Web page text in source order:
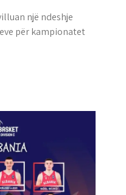
një ndeshje
për kampionatet